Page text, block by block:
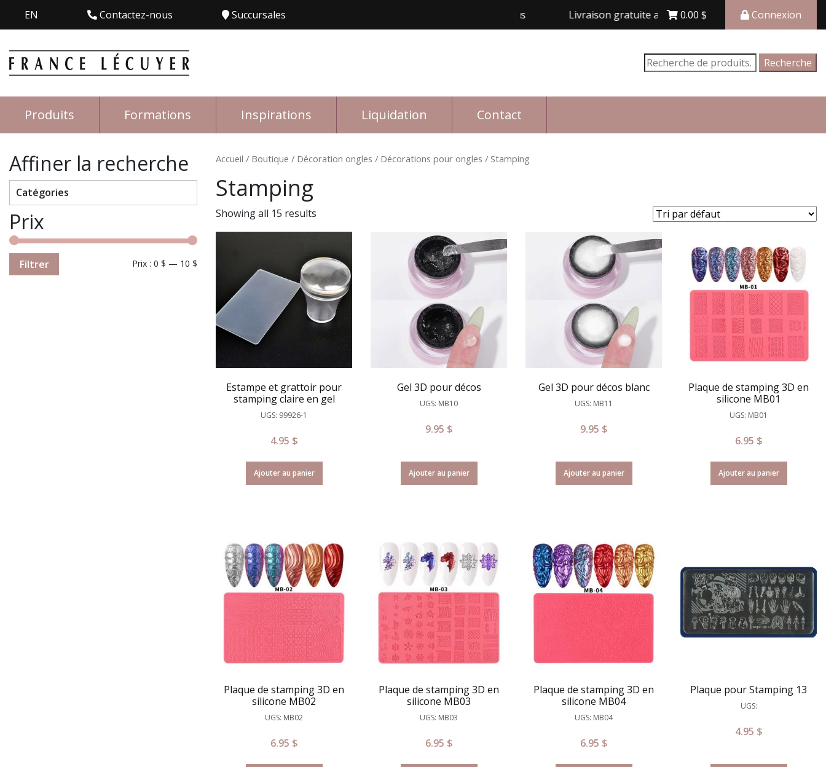
EN Contactez-nous SuccursalesLivraison gratuite avec achat de 150$ et plus Livraison gratuite avec achat de 150$ et plus
0.00 $ Connexion
Recherche
pour :
Recherche
Produits Formations Inspirations Liquidation Contact
Affiner la recherche
Catégories
Prix
Filtrer Prix : 0 $ — 10 $
Accueil / Boutique / Décoration ongles / Décorations pour ongles / Stamping
Stamping
Showing all 15 results
Estampe et grattoir pour
stamping claire en gel
UGS: 99926-1
4.95 $
Ajouter au panier
Gel 3D pour décos
UGS: MB10
9.95 $
Ajouter au panier
Gel 3D pour décos blanc
UGS: MB11
9.95 $
Ajouter au panier
Plaque de stamping 3D en
silicone MB01
UGS: MB01
6.95 $
Ajouter au panier
Plaque de stamping 3D en
silicone MB02
UGS: MB02
6.95 $
Plaque de stamping 3D en
silicone MB03
UGS: MB03
6.95 $
Plaque de stamping 3D en
silicone MB04
UGS: MB04
6.95 $
Plaque pour Stamping 13
UGS:
4.95 $